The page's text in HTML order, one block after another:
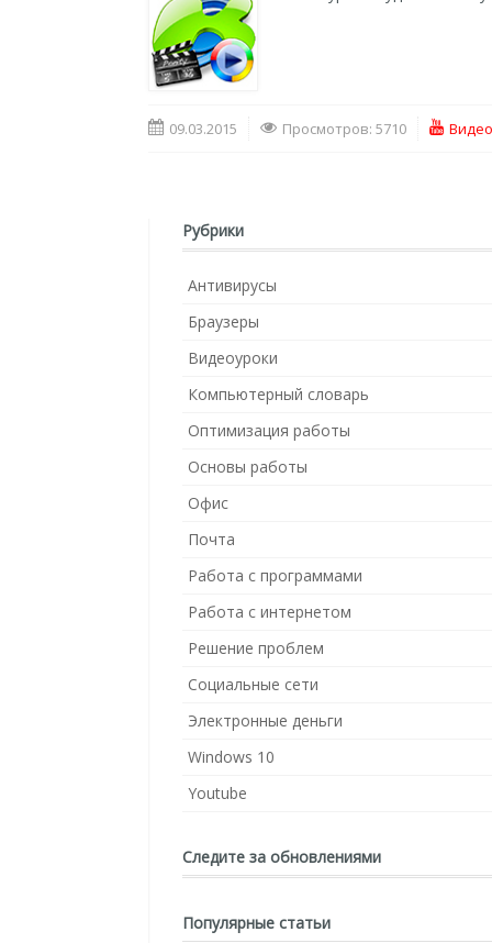
09.03.2015 Просмотров: 5710
Рубрики
Антивирусы
Браузеры
Видеоуроки
Компьютерный словарь
Оптимизация работы
Основы работы
Офис
Почта
Работа с программами
Работа с интернетом
Решение проблем
Социальные сети
Электронные деньги
Windows 10
Youtube
Следите за обновлениями
Популярные статьи